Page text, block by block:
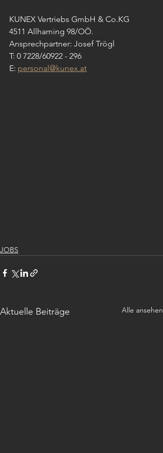
KUNEX Vertriebs GmbH & Co.KG
4511 Allhaming 98/OÖ.
Ansprechpartner: Josef Trögl
T: 0 7228/60922 - 296
E: personal@kunex.at
JOBS
Aktuelle Beiträge Alle ansehen